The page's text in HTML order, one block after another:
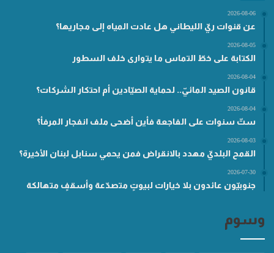
2026-08-06
عن قنوات ريّ الليطاني هل عادت المياه إلى مجاريها؟
2026-08-05
الكتابة على خطّ التماس ما يتوارى خلف السطور
2026-08-04
قانون الصيد المائيّ.. لحماية الصيّادين أم احتكار الشركات؟
2026-08-04
ستّ سنوات على الفاجعة فأين أضحى ملف انفجار المرفأ؟
2026-08-03
القمح البلديّ مهدد بالانقراض فمن يحمي سنابل لبنان الأخيرة؟
2026-07-30
جنوبيّون عائدون بلا خيارات لبيوتٍ متصدّعة وأسقفٍ متهالكة
وسوم